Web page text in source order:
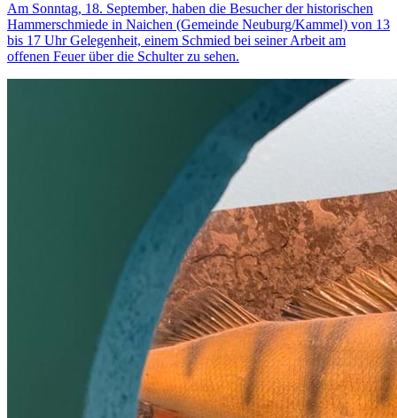
Am Sonntag, 18. September, haben die Besucher der historischen
Hammerschmiede in Naichen (Gemeinde Neuburg/Kammel) von 13
bis 17 Uhr Gelegenheit, einem Schmied bei seiner Arbeit am
offenen Feuer über die Schulter zu sehen.